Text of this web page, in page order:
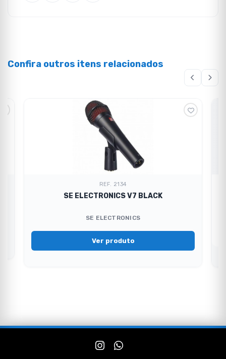
Confira outros itens relacionados
REF. 2134
SE ELECTRONICS V7 BLACK
SE ELECTRONICS
Ver produto